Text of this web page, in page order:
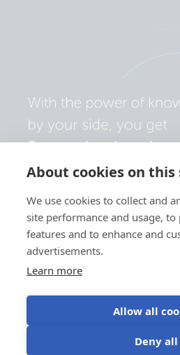
About cookies on this
We use cookies to collect and
site performance and usage,
features and to enhance and
advertisements.
Learn more
Allow all
Deny all
Polityka prywatności
Korzystanie z plików cookieWarunki